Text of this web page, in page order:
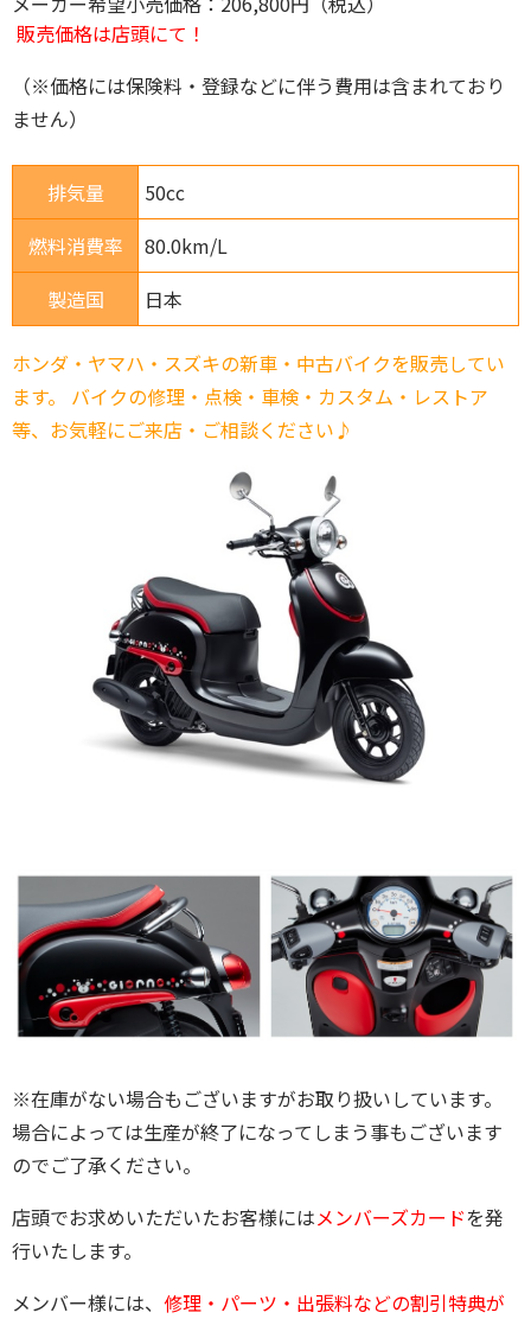
販売価格は店頭にて！
（※価格には保険料・登録などに伴う費用は含まれており
ません）
排気量
50cc
燃料消費率
80.0km/L
製造国
日本
ホンダ・ヤマハ・スズキの新車・中古バイクを販売してい
ます。 バイクの修理・点検・車検・カスタム・レストア
等、お気軽にご来店・ご相談ください♪
※在庫がない場合もございますがお取り扱いしています。
場合によっては生産が終了になってしまう事もございます
のでご了承ください。
店頭でお求めいただいたお客様にはメンバーズカードを発
行いたします。
メンバー様には、 修理・パーツ・出張料などの割引特典が